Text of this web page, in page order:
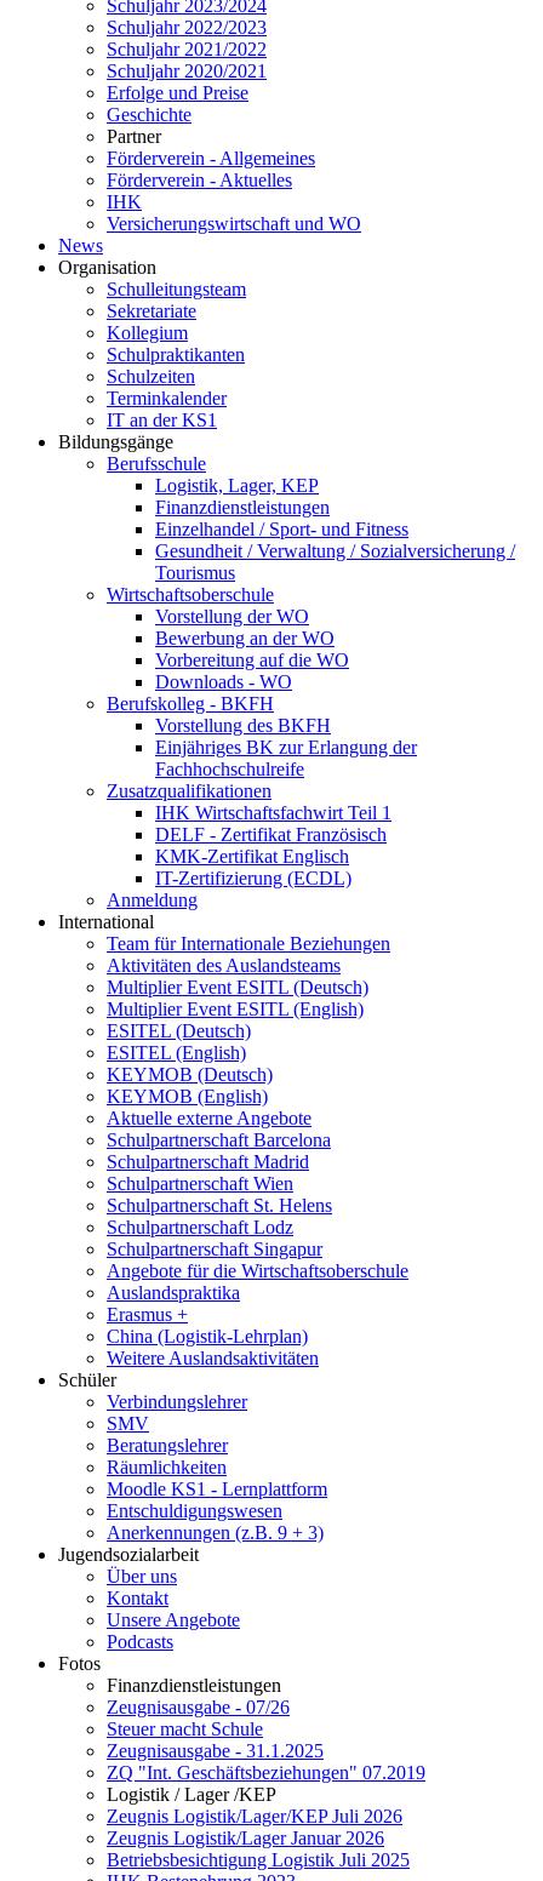
Schuljahr 2023/2024
Schuljahr 2022/2023
Schuljahr 2021/2022
Schuljahr 2020/2021
Erfolge und Preise
Geschichte
Partner
Förderverein - Allgemeines
Förderverein - Aktuelles
IHK
Versicherungswirtschaft und WO
News
Organisation
Schulleitungsteam
Sekretariate
Kollegium
Schulpraktikanten
Schulzeiten
Terminkalender
IT an der KS1
Bildungsgänge
Berufsschule
Logistik, Lager, KEP
Finanzdienstleistungen
Einzelhandel / Sport- und Fitness
Gesundheit / Verwaltung / Sozialversicherung /
Tourismus
Wirtschaftsoberschule
Vorstellung der WO
Bewerbung an der WO
Vorbereitung auf die WO
Downloads - WO
Berufskolleg - BKFH
Vorstellung des BKFH
Einjähriges BK zur Erlangung der
Fachhochschulreife
Zusatzqualifikationen
IHK Wirtschaftsfachwirt Teil 1
DELF - Zertifikat Französisch
KMK-Zertifikat Englisch
IT-Zertifizierung (ECDL)
Anmeldung
International
Team für Internationale Beziehungen
Aktivitäten des Auslandsteams
Multiplier Event ESITL (Deutsch)
Multiplier Event ESITL (English)
ESITEL (Deutsch)
ESITEL (English)
KEYMOB (Deutsch)
KEYMOB (English)
Aktuelle externe Angebote
Schulpartnerschaft Barcelona
Schulpartnerschaft Madrid
Schulpartnerschaft Wien
Schulpartnerschaft St. Helens
Schulpartnerschaft Lodz
Schulpartnerschaft Singapur
Angebote für die Wirtschaftsoberschule
Auslandspraktika
Erasmus +
China (Logistik-Lehrplan)
Weitere Auslandsaktivitäten
Schüler
Verbindungslehrer
SMV
Beratungslehrer
Räumlichkeiten
Moodle KS1 - Lernplattform
Entschuldigungswesen
Anerkennungen (z.B. 9 + 3)
Jugendsozialarbeit
Über uns
Kontakt
Unsere Angebote
Podcasts
Fotos
Finanzdienstleistungen
Zeugnisausgabe - 07/26
Steuer macht Schule
Zeugnisausgabe - 31.1.2025
ZQ "Int. Geschäftsbeziehungen" 07.2019
Logistik / Lager /KEP
Zeugnis Logistik/Lager/KEP Juli 2026
Zeugnis Logistik/Lager Januar 2026
Betriebsbesichtigung Logistik Juli 2025